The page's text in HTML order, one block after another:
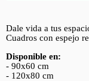
Dale vida a tus
Cuadros con espejo
Disponible en:
- 90x60 cm
- 120x80 cm